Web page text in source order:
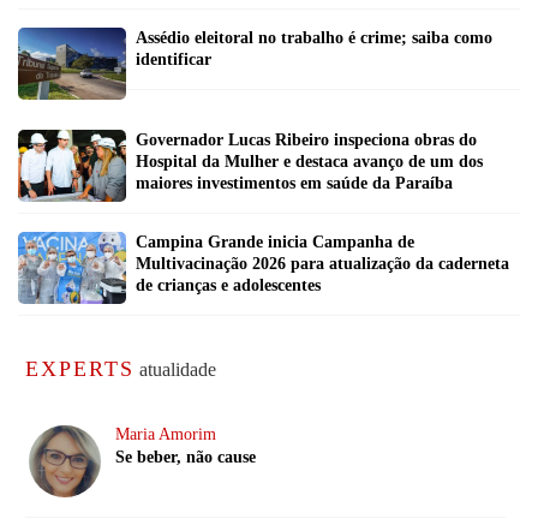
Assédio eleitoral no trabalho é crime; saiba como
identificar
Governador Lucas Ribeiro inspeciona obras do
Hospital da Mulher e destaca avanço de um dos
maiores investimentos em saúde da Paraíba
Campina Grande inicia Campanha de
Multivacinação 2026 para atualização da caderneta
de crianças e adolescentes
EXPERTS atualidade
Maria Amorim
Se beber, não cause